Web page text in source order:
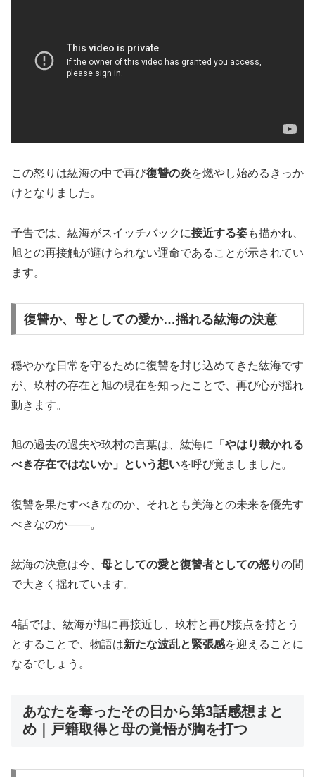
この怒りは紘海の中で再び復讐の炎を燃やし始めるきっか
けとなりました。
予告では、紘海がスイッチバックに接近する姿も描かれ、
旭との再接触が避けられない運命であることが示されてい
ます。
復讐か、母としての愛か…揺れる紘海の決意
穏やかな日常を守るために復讐を封じ込めてきた紘海です
が、玖村の存在と旭の現在を知ったことで、再び心が揺れ
動きます。
旭の過去の過失や玖村の言葉は、紘海に
「やはり裁かれる
べき存在ではないか」という想いを呼び覚ましました。
復讐を果たすべきなのか、それとも美海との未来を優先す
べきなのか——。
紘海の決意は今、 母としての愛と復讐者としての怒りの間
で大きく揺れています。
4話では、紘海が旭に再接近し、玖村と再び接点を持とう
とすることで、物語は新たな波乱と緊張感を迎えることに
なるでしょう。
あなたを奪ったその日から第3話感想まと
め｜戸籍取得と母の覚悟が胸を打つ